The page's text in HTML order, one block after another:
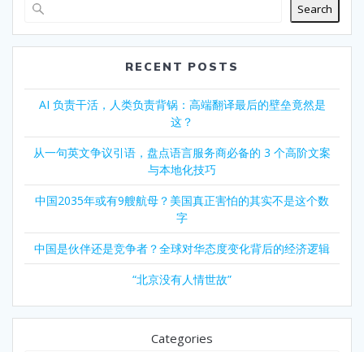
Search
RECENT POSTS
AI 负责干活，人类负责背锅：高端翻译最后的壁垒竟然是
这？
从一句英文争议引语，盘点语言服务商必备的 3 个高阶文案
与本地化技巧
中国2035年或有9艘航母？美国真正害怕的其实不是这个数
字
中国是伙伴还是竞争者？全球对华态度变化背后的经济逻辑
“北京没有人情世故”
Categories